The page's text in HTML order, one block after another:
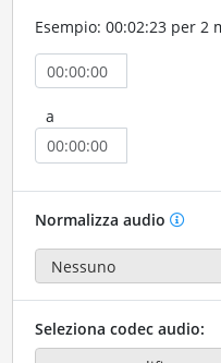
Esempio: 00:02:23 per 2
a
Normalizza audio
Seleziona codec audio: